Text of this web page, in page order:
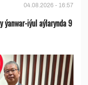
04.08.2026 - 16:57
ýanwar-iýul aýlarynda 9